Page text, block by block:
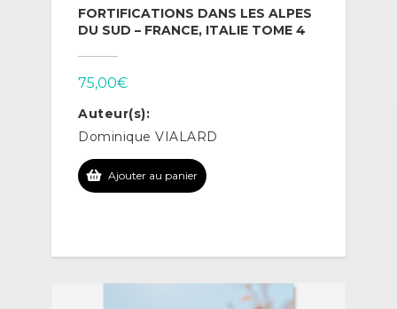
FORTIFICATIONS DANS LES ALPES
DU SUD – FRANCE, ITALIE TOME 4
75,00€
Auteur(s):
Dominique VIALARD
Ajouter au panier